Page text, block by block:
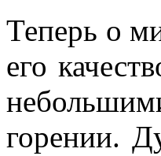
Теперь о
его
горении.